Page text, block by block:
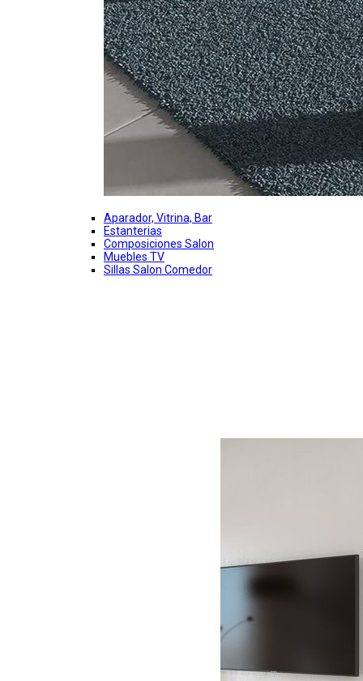
Aparador, Vitrina, Bar
Estanterias
Composiciones Salon
Muebles TV
Sillas Salon Comedor